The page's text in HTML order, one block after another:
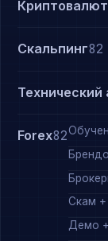
Скальпинг82
Технический
Forex82
Скам
Демо